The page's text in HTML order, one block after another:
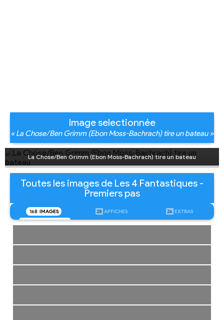
Image selectionnée
« La Chose/Ben Grimm (Ebon Moss-Bachrach) tire un bateau »
La Chose/Ben Grimm (Ebon Moss-Bachrach) tire un bateau
Toutes les images de Les 4 Fantastiques -
Premiers pas
168 IMAGES 28 AFFICHES 26 EXTRAS